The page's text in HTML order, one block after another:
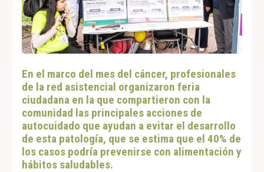
En el marco del mes del cáncer, profesionales
de la red asistencial organizaron feria
ciudadana en la que compartieron con la
comunidad las principales acciones de
autocuidado que ayudan a evitar el desarrollo
de esta patología, que se estima que el 40% de
los casos podría prevenirse con alimentación y
hábitos saludables.